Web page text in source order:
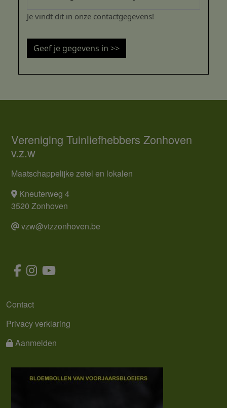
Je vindt dit in onze contactgegevens!
Geef je gegevens in >>
Vereniging Tuinliefhebbers Zonhoven
v.z.w
Maatschappelijke zetel en lokalen
Kneuterweg 4
3520 Zonhoven
vzw@vtzzonhoven.be
MENU
Contact
Privacy verklaring
Aanmelden